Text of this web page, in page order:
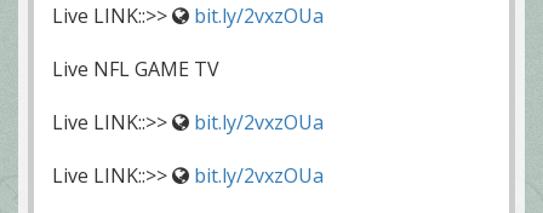
Live LINK::>>
bit.ly/2vxzOUa
Live NFL GAME TV
Live LINK::>>
bit.ly/2vxzOUa
Live LINK::>>
bit.ly/2vxzOUa